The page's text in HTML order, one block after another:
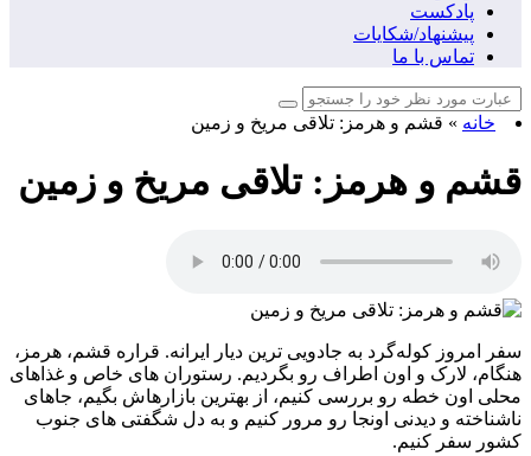
پادکست
پیشنهاد/شکایات
تماس با ما
خانه » قشم و هرمز: تلاقی مریخ و زمین
قشم و هرمز: تلاقی مریخ و زمین
سفر امروز کوله‌گرد به جادویی ترین دیار ایرانه. قراره قشم، هرمز،
هنگام، لارک و اون اطراف رو بگردیم. رستوران های خاص و غذاهای
محلی اون خطه رو بررسی کنیم، از بهترین بازارهاش بگیم، جاهای
ناشناخته و دیدنی اونجا رو مرور کنیم و به دل شگفتی های جنوب
کشور سفر کنیم.